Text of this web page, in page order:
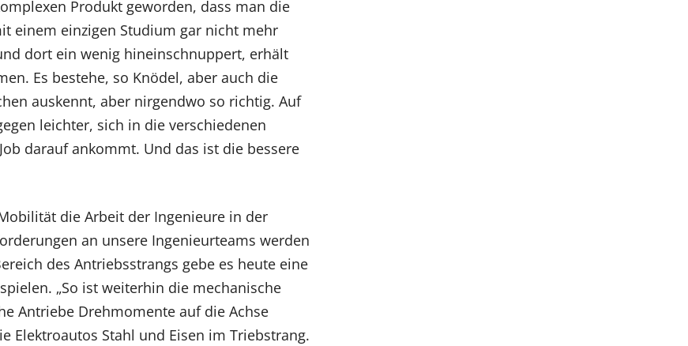
Produkt geworden, dass man die
einem einzigen Studium gar nicht mehr
dort ein wenig hineinschnuppert, erhält
Es bestehe, so Knödel, aber auch die
auskennt, aber nirgendwo so richtig. Auf
leichter, sich in die verschiedenen
darauf ankommt. Und das ist die bessere
die Arbeit der Ingenieure in der
an unsere Ingenieurteams werden
des Antriebsstrangs gebe es heute eine
„So ist weiterhin die mechanische
Antriebe Drehmomente auf die Achse
Elektroautos Stahl und Eisen im Triebstrang.